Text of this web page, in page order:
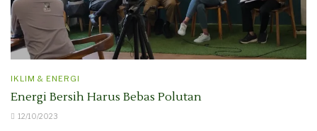
IKLIM & ENERGI
Energi Bersih Harus Bebas Polutan
12/10/2023